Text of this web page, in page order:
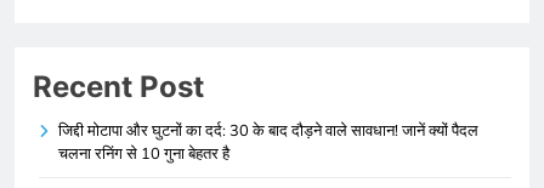
Recent Post
जिद्दी मोटापा और घुटनों का दर्द: 30 के बाद दौड़ने वाले सावधान! जानें क्यों पैदल
चलना रनिंग से 10 गुना बेहतर है